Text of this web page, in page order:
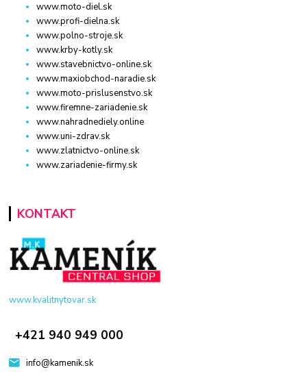
www.moto-diel.sk
www.profi-dielna.sk
www.polno-stroje.sk
www.krby-kotly.sk
www.stavebnictvo-online.sk
www.maxiobchod-naradie.sk
www.moto-prislusenstvo.sk
www.firemne-zariadenie.sk
www.nahradnediely.online
www.uni-zdrav.sk
www.zlatnictvo-online.sk
www.zariadenie-firmy.sk
KONTAKT
www.kvalitnytovar.sk
+421 940 949 000
info@kamenik.sk